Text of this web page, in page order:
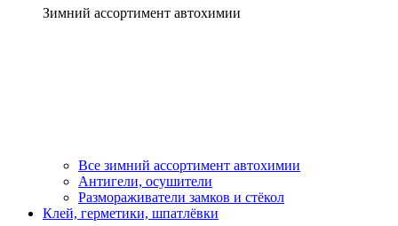
Зимний ассортимент автохимии
Все зимний ассортимент автохимии
Антигели, осушители
Размораживатели замков и стёкол
Клей, герметики, шпатлёвки